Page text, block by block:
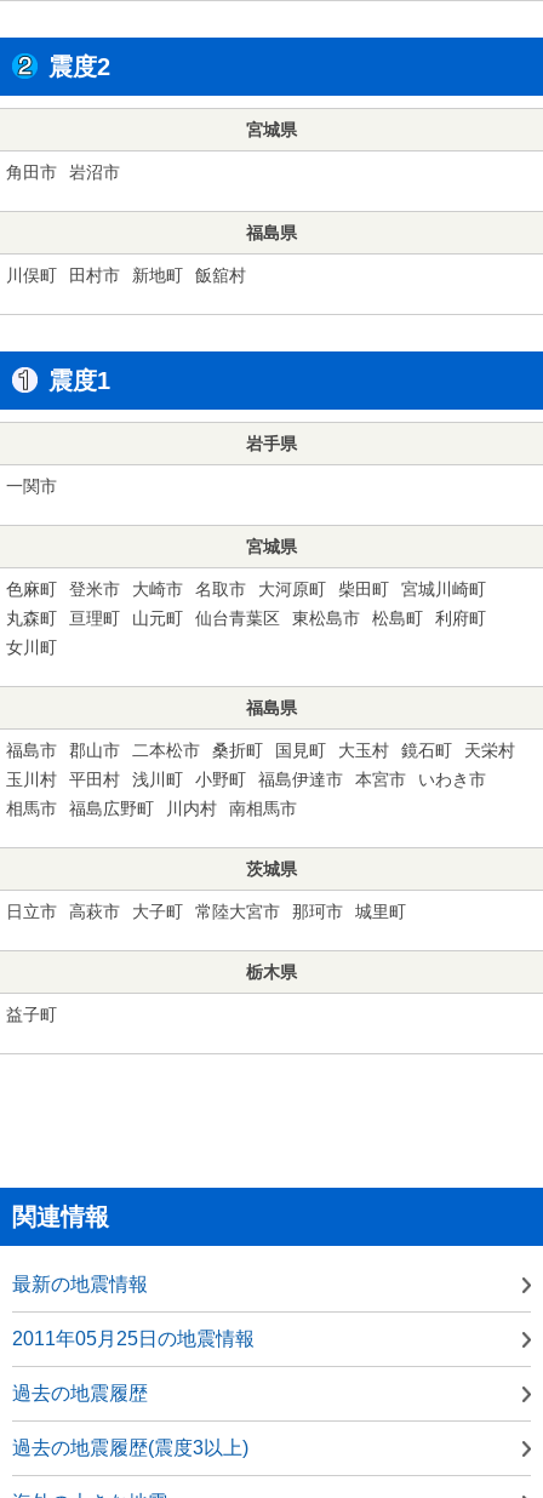
震度2
宮城県
角田市 岩沼市
福島県
川俣町 田村市 新地町 飯舘村
震度1
岩手県
一関市
宮城県
色麻町 登米市 大崎市 名取市 大河原町 柴田町
宮城川崎町
丸森町
亘理町 山元町 仙台青葉区 東松島市 松島町
利府町
女川町
福島県
福島市 郡山市 二本松市 桑折町 国見町 大玉村 鏡石町
天栄村
玉川村
平田村 浅川町 小野町 福島伊達市 本宮市
いわき市
相馬市
福島広野町 川内村 南相馬市
茨城県
日立市 高萩市 大子町 常陸大宮市 那珂市 城里町
栃木県
益子町
関連情報
最新の地震情報
2011年05月25日の地震情報
過去の地震履歴
過去の地震履歴(震度3以上)